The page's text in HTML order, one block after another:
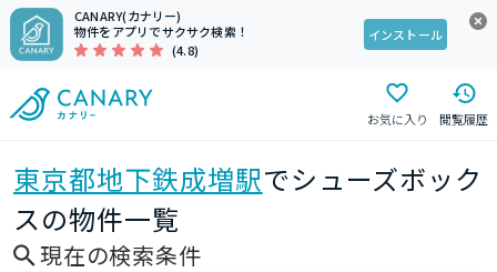
CANARY(カナリー)
物件をアプリでサクサク検索！
(4.8)
インストール
お気に入り 閲覧履歴
東京都地下鉄成増駅でシューズボック
スの物件一覧
現在の検索条件